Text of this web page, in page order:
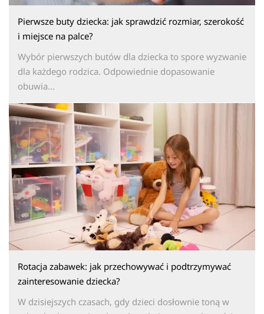
Pierwsze buty dziecka: jak sprawdzić rozmiar, szerokość
i miejsce na palce?
Wybór pierwszych butów dla dziecka to spore wyzwanie
dla każdego rodzica. Odpowiednie dopasowanie
obuwia...
Rotacja zabawek: jak przechowywać i podtrzymywać
zainteresowanie dziecka?
W dzisiejszych czasach, gdy dzieci dosłownie toną w